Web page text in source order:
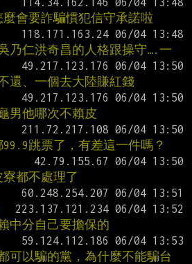
會要詐騙慣犯信守承諾啦
乃仁洪奇昌的人格跟操守….一
還、一個去大陸賺紅錢
男他哪次不賴皮
跳票了，有差這一件嗎？
都不處理了
中分自己要擔保的
可以騙的黨，為什麼不能騙台